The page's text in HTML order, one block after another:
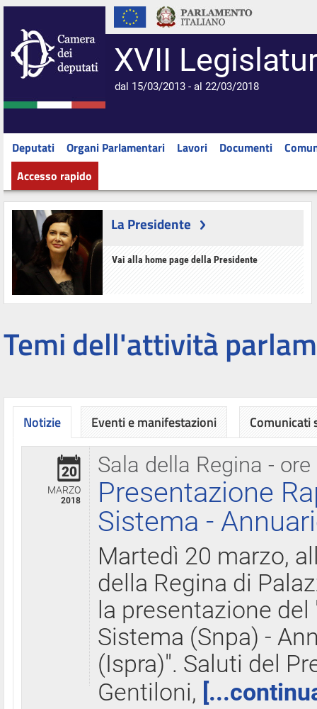
XVII
dal 15/03/2013 - al 22/03/2018
Deputati Organi Parlamentari Lavori Documenti
Accesso rapido
La Presidente
Vai alla home page della Presidente
Temi dell'attività
Notizie
Sala della Regina - ore
20
MARZO
2018
Presentazione
Sistema -
Martedì 20 marzo,
della Regina di
la presentazione
Sistema (Snpa) -
(Ispra)". Saluti del
Gentiloni,
Eventi e manifestazioni Comunicati